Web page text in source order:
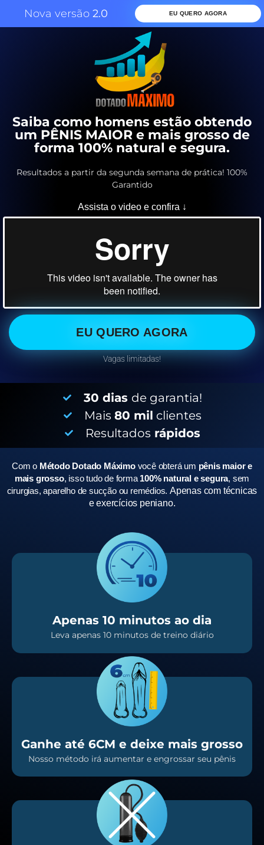
Nova versão 2.0 EU QUERO AGORA
Saiba como homens estão obtendo
um PÊNIS MAIOR e mais grosso de
forma 100% natural e segura.
Resultados a partir da segunda semana de prática! 100%
Garantido
Assista o video e confira ↓
EU QUERO AGORA
Vagas limitadas!
30 dias de garantia!
Mais 80 mil clientes
Resultados rápidos
Com o Método Dotado Máximo você obterá um pênis maior e
mais grosso, isso tudo de forma 100% natural e segura, sem
cirurgias, aparelho de sucção ou remédios.Apenas com técnicas
e exercícios peniano.
Apenas 10 minutos ao dia
Leva apenas 10 minutos de treino diário
Ganhe até 6CM e deixe mais grosso
Nosso método irá aumentar e engrossar seu pênis